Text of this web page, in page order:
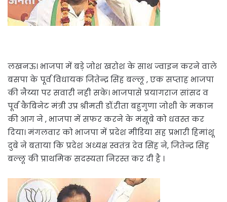
लखनऊ। भाजपा में बड़े जोश खरोश के साथ ज्वाइन करने वाले
बसपा के पूर्व विधायक जितेन्द्र सिंह बल्लू , एक सप्ताह भाजपा
की नैय्या पर सवारी नही सके। भाजपासे प्रयागराज सांसद व
पूर्व कैबिनेट मंत्री उप्र श्रीमती डॉ.रीता बहुगुणा जोशी के मकान
की आग ने , भाजपा में सफर करने के मंसूबे को धवस्त कर
दिया। मंगलवार को भाजपा में प्रदेश मीडिया सह प्रभारी हिमांशू
दुबे ने बताया कि प्रदेश अध्यक्ष स्वतंत्र देव सिंह ने, जितेन्द्र सिंह
बल्लू की प्राथमिक सदस्यता निरस्त कर दी है ।